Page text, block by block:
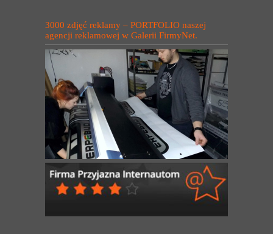
3000 zdjęć reklamy – PORTFOLIO naszej
agencji reklamowej w Galerii FirmyNet.